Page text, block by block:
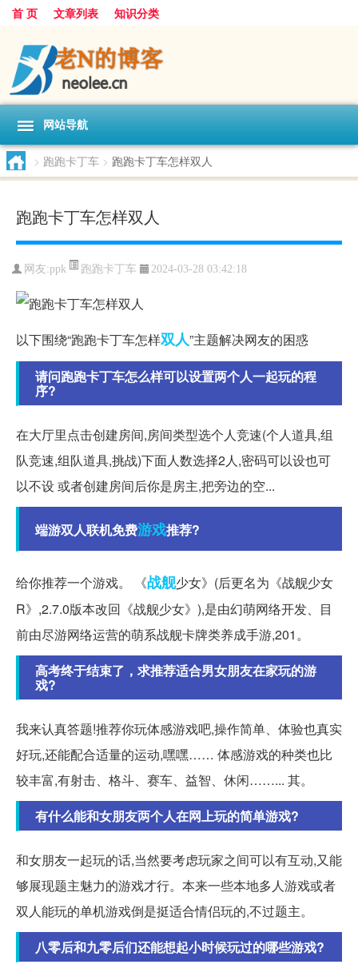
首 页 文章列表 知识分类
网站导航
> 跑跑卡丁车 > 跑跑卡丁车怎样双人
跑跑卡丁车怎样双人
网友:ppk 跑跑卡丁车 2024-03-28 03:42:18
以下围绕“跑跑卡丁车怎样双人”主题解决网友的困惑
请问跑跑卡丁车怎么样可以设置两个人一起玩的程
序?
在大厅里点击创建房间,房间类型选个人竞速(个人道具,组
队竞速,组队道具,挑战)下面人数选择2人,密码可以设也可
以不设 或者创建房间后你是房主,把旁边的空...
端游双人联机免费游戏推荐?
给你推荐一个游戏。 《战舰少女》(后更名为《战舰少女
R》,2.7.0版本改回《战舰少女》),是由幻萌网络开发、目
前由尽游网络运营的萌系战舰卡牌类养成手游,201。
高考终于结束了，求推荐适合男女朋友在家玩的游
戏?
我来认真答题!推荐你玩体感游戏吧,操作简单、体验也真实
好玩,还能配合适量的运动,嘿嘿…… 体感游戏的种类也比
较丰富,有射击、格斗、赛车、益智、休闲……... 其。
有什么能和女朋友两个人在网上玩的简单游戏?
和女朋友一起玩的话,当然要考虑玩家之间可以有互动,又能
够展现题主魅力的游戏才行。本来一些本地多人游戏或者
双人能玩的单机游戏倒是挺适合情侣玩的,不过题主。
八零后和九零后们还能想起小时候玩过的哪些游戏?